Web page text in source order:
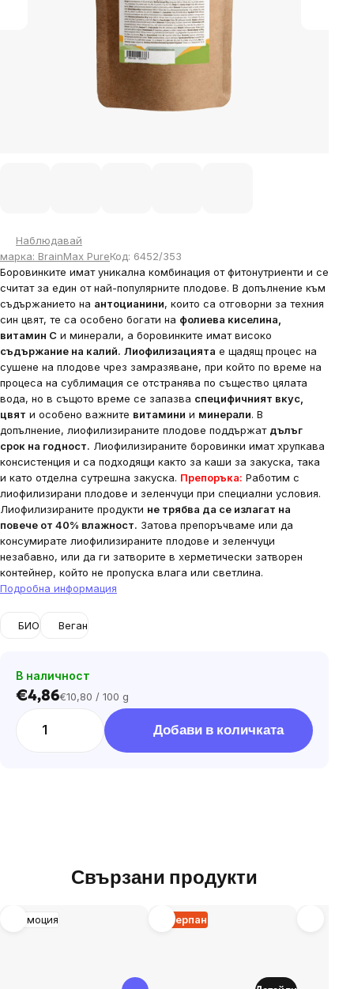
Наблюдавай
марка: BrainMax PureКод: 6452/353
Боровинките имат уникална комбинация от фитонутриенти и се
считат за един от най-популярните плодове. В допълнение към
съдържанието на антоцианини, които са отговорни за техния
син цвят, те са особено богати на фолиева киселина,
витамин С и минерали, а боровинките имат високо
съдържание на калий. Лиофилизацията е щадящ процес на
сушене на плодове чрез замразяване, при който по време на
процеса на сублимация се отстранява по същество цялата
вода, но в същото време се запазва специфичният вкус,
цвят и особено важните витамини и минерали. В
допълнение, лиофилизираните плодове поддържат дълъг
срок на годност. Лиофилизираните боровинки имат хрупкава
консистенция и са подходящи както за каши за закуска, така
и като отделна сутрешна закуска. Препоръка: Работим с
лиофилизирани плодове и зеленчуци при специални условия.
Лиофилизираните продукти не трябва да се излагат на
повече от 40% влажност. Затова препоръчваме или да
консумирате лиофилизираните плодове и зеленчуци
незабавно, или да ги затворите в херметически затворен
контейнер, който не пропуска влага или светлина.
Подробна информация
БИО Веган
В наличност
€4,86Цена
€10,80 / 100 g
Добави в количката
Свързани продукти
Промоция Изчерпан